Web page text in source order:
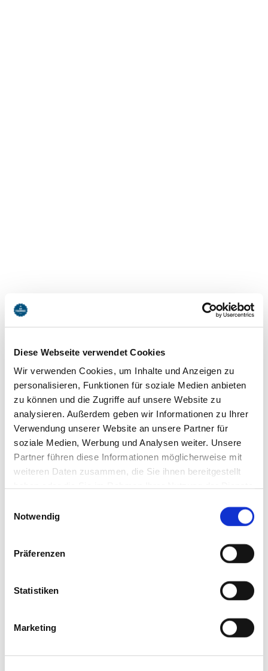
Diese Webseite verwendet Cookies
Wir verwenden Cookies, um Inhalte und Anzeigen zu
personalisieren, Funktionen für soziale Medien anbieten
zu können und die Zugriffe auf unsere Website zu
analysieren. Außerdem geben wir Informationen zu Ihrer
Verwendung unserer Website an unsere Partner für
soziale Medien, Werbung und Analysen weiter. Unsere
Partner führen diese Informationen möglicherweise mit
weiteren Daten zusammen, die Sie ihnen bereitgestellt
Cookies, wenn Sie unsere Webseite weiterhin nutzen.
Notwendig
Präferenzen
Statistiken
Marketing